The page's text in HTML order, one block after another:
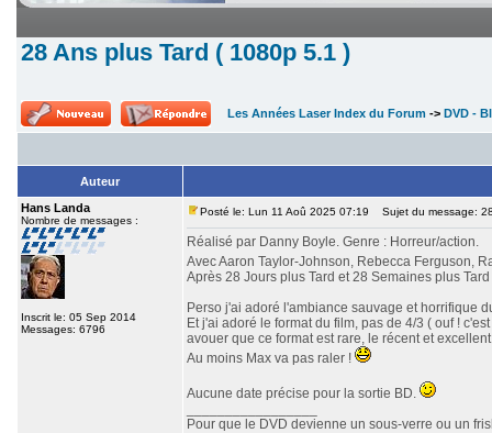
28 Ans plus Tard ( 1080p 5.1 )
Les Années Laser Index du Forum -> DVD -
Auteur
Hans Landa
Nombre de messages :
Inscrit le: 05 Sep 2014
Messages: 6796
Posté le: Lun 11 Aoû 2025 07:19 Sujet du message:
Réalisé par Danny Boyle. Genre : Horreur/action.
Avec Aaron Taylor-Johnson, Rebecca Ferguson,
Après 28 Jours plus Tard et 28 Semaines plus
Perso j'ai adoré l'ambiance sauvage et horrifique
Et j'ai adoré le format du film, pas de 4/3 ( ouf !
avouer que ce format est rare, le récent et
Au moins Max va pas raler !
Aucune date précise pour la sortie BD.
Pour que le DVD devienne un sous-verre ou un